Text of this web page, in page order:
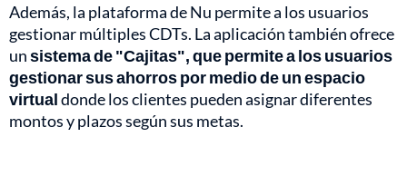
Además, la plataforma de Nu permite a los usuarios
gestionar múltiples CDTs. La aplicación también ofrece
unsistema de "Cajitas", que permite a los usuarios
gestionar sus ahorros por medio de un espacio
virtualdonde los clientes pueden asignar diferentes
montos y plazos según sus metas.